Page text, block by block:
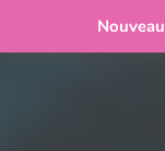
Nouveau